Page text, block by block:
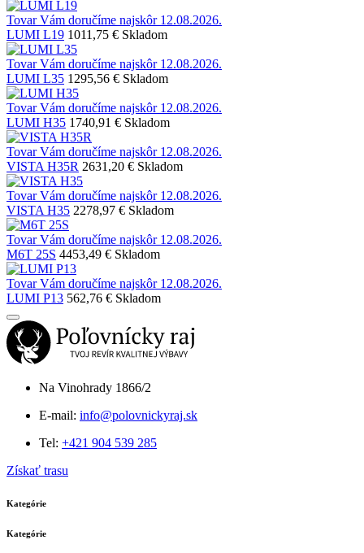
Tovar Vám doručíme najskôr 12.08.2026.
LUMI L19 1011,75 € Skladom
Tovar Vám doručíme najskôr 12.08.2026.
LUMI L35 1295,56 € Skladom
Tovar Vám doručíme najskôr 12.08.2026.
LUMI H35 1740,91 € Skladom
Tovar Vám doručíme najskôr 12.08.2026.
VISTA H35R 2631,20 € Skladom
Tovar Vám doručíme najskôr 12.08.2026.
VISTA H35 2278,97 € Skladom
Tovar Vám doručíme najskôr 12.08.2026.
M6T 25S 4453,49 € Skladom
Tovar Vám doručíme najskôr 12.08.2026.
LUMI P13 562,76 € Skladom
Na Vinohrady 1866/2
E-mail: info@polovnickyraj.sk
Tel: +421 904 539 285
Získať trasu
Kategórie
Kategórie